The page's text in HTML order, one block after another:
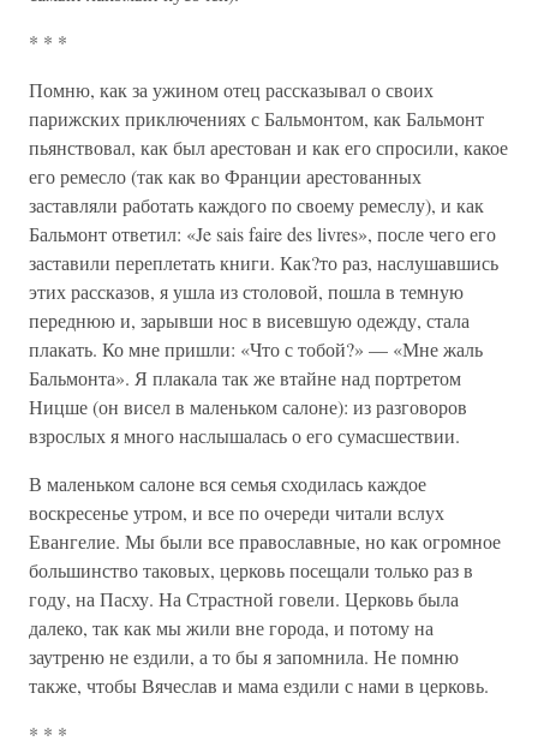
* * *
Помню, как за ужином отец рассказывал о своих
парижских приключениях с Бальмонтом, как Бальмонт
пьянствовал, как был арестован и как его спросили, какое
его ремесло (так как во Франции арестованных
заставляли работать каждого по своему ремеслу), и как
Бальмонт ответил: «Je sais faire des livres», после чего его
заставили переплетать книги. Как?то раз, наслушавшись
этих рассказов, я ушла из столовой, пошла в темную
переднюю и, зарывши нос в висевшую одежду, стала
плакать. Ко мне пришли: «Что с тобой?» — «Мне жаль
Бальмонта». Я плакала так же втайне над портретом
Ницше (он висел в маленьком салоне): из разговоров
взрослых я много наслышалась о его сумасшествии.
В маленьком салоне вся семья сходилась каждое
воскресенье утром, и все по очереди читали вслух
Евангелие. Мы были все православные, но как огромное
большинство таковых, церковь посещали только раз в
году, на Пасху. На Страстной говели. Церковь была
далеко, так как мы жили вне города, и потому на
заутреню не ездили, а то бы я запомнила. Не помню
также, чтобы Вячеслав и мама ездили с нами в церковь.
* * *